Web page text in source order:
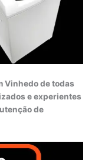
Vinhedo de todas
e experientes
de